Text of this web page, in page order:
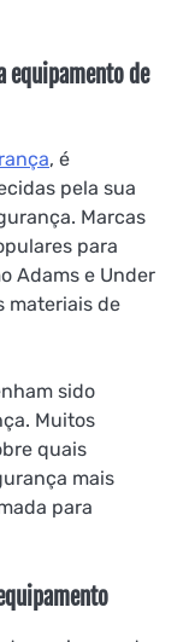
equipamento de
, é
pela sua
Marcas
para
Adams e Under
materiais de
sido
Muitos
quais
mais
para